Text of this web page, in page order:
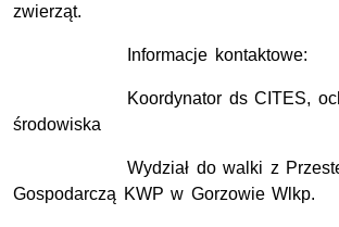
zwierząt.
Informacje kontaktowe:
Koordynator ds CITES,
środowiska
Wydział do walki z
Gospodarczą KWP w Gorzowie Wlkp.